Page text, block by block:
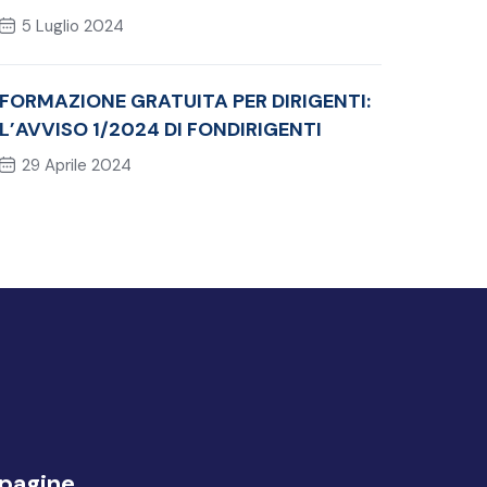
ALL’ESAME DI CERTIFICAZIONE PMI®‐
5 Luglio 2024
FORMAZIONE GRATUITA PER DIRIGENTI:
L’AVVISO 1/2024 DI FONDIRIGENTI
29 Aprile 2024